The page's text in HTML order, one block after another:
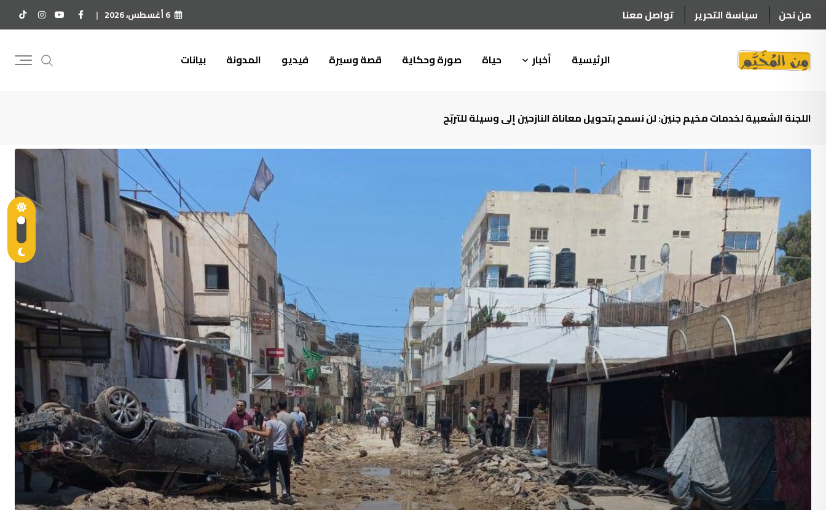
to
من نحن سياسة التحرير تواصل معنا 6 أغسطس، 2026
الرئيسية أخبار حياة صورة وحكاية قصة وسيرة فيديو المدونة بيانات
اللجنة الشعبية لخدمات مخيم جنين: لن نسمح بتحويل معاناة النازحين إلى وسيلة للتربّح